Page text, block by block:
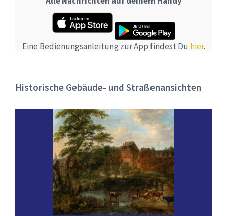
Eine Bedienungsanleitung zur App findest Du hier.
Historische Gebäude- und Straßenansichten